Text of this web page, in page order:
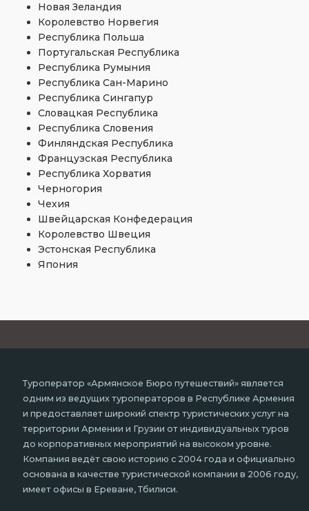
Новая Зеландия
Королевство Норвегия
Республика Польша
Португальская Республика
Республика Румыния
Республика Сан-Марино
Республика Сингапур
Словацкая Республика
Республика Словения
Финляндская Республика
Французская Республика
Республика Хорватия
Черногория
Чехия
Швейцарская Конфедерация
Королевство Швеция
Эстонская Республика
Япония
Туроператор «Армянское Бюро путешествий» является
одним из ведущих туроператоров в Республике Армения
и предоставляет широкий спектр туристических услуг на
территории Армении и Грузии от индивидуальных туров
до корпоративных мероприятий на высоком уровне.
Компания ведёт свою историю с 2004 года и официально
основана в качестве туристической компании в 2006 году,
имеет офисы в Ереване, Тбилиси.